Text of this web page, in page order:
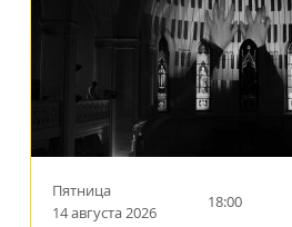
Пятница
14 августа 2026
18:00